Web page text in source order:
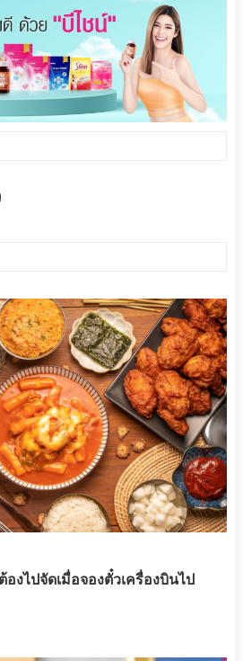
งไปจัดเมื่อจองตั๋วเครื่องบินไป